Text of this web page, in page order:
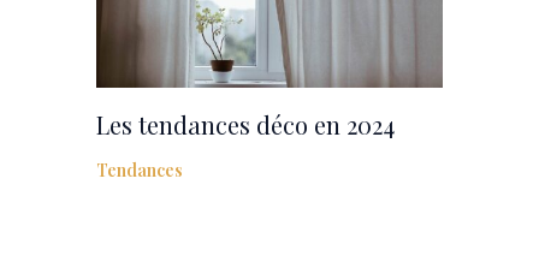
Les tendances déco en 2024
Tendances